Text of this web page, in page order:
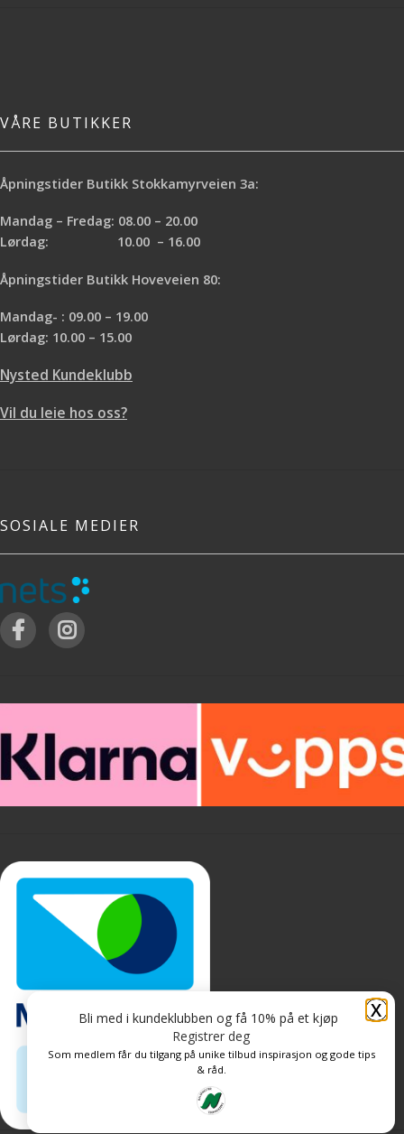
VÅRE BUTIKKER
Åpningstider Butikk Stokkamyrveien 3a:
Mandag – Fredag: 08.00 – 20.00
Lørdag: 10.00 – 16.00
Åpningstider Butikk Hoveveien 80:
Mandag- : 09.00 – 19.00
Lørdag: 10.00 – 15.00
Nysted Kundeklubb
Vil du leie hos oss?
SOSIALE MEDIER
X
Bli med i kundeklubben og få 10% på et kjøp
Registrer deg
Som medlem får du tilgang på unike tilbud inspirasjon og gode tips
& råd.